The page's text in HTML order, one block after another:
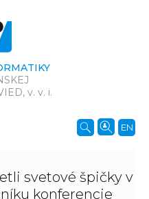
v. v. i.
EN
svetové špičky v
konferencie